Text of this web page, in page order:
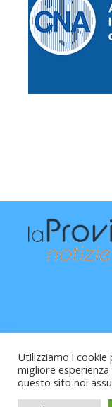
Raffaele Vitali -
Cod.Fisc
Utilizziamo i cookie
migliore
questo sito noi